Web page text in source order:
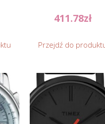
411.78zł
Przejdź do